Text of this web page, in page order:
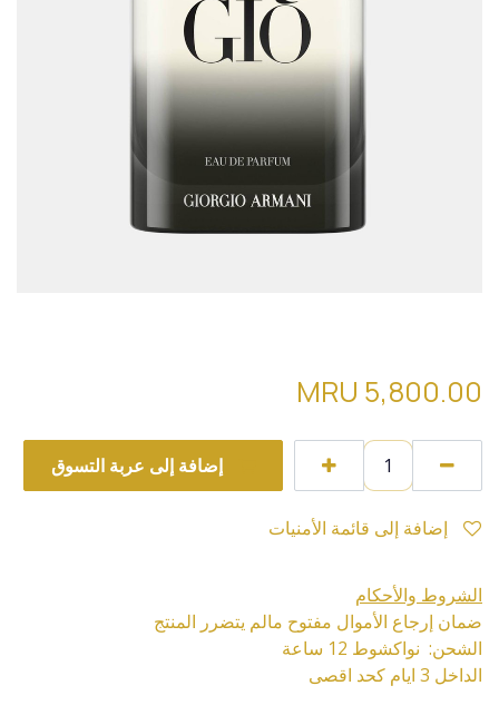
5,800.00
إضافة إلى عربة التسوق
الشروط والأحكام
ضمان إرجاع الأموال مفتوح مالم يتضرر المنتج
الشحن: نواكشوط 12 ساعة
الداخل 3 ايام كحد اقصى